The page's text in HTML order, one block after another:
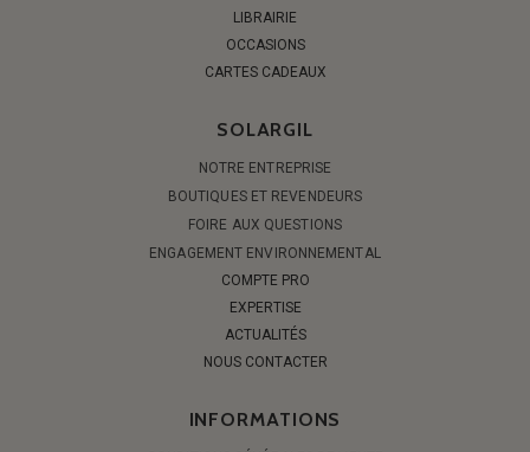
LIBRAIRIE
OCCASIONS
CARTES CADEAUX
SOLARGIL
NOTRE ENTREPRISE
BOUTIQUES ET REVENDEURS
FOIRE AUX QUESTIONS
ENGAGEMENT ENVIRONNEMENTAL
COMPTE PRO
EXPERTISE
ACTUALITÉS
NOUS CONTACTER
INFORMATIONS